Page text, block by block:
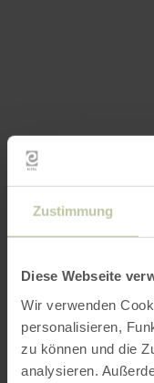
Zustimmung
Diese Webseite
Wir verwenden
personalisieren,
zu können und die
analysieren.